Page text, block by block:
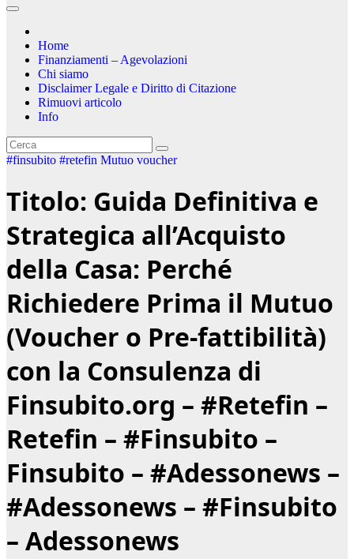
Home
Finanziamenti – Agevolazioni
Chi siamo
Disclaimer Legale e Diritto di Citazione
Rimuovi articolo
Info
#finsubito #retefin Mutuo voucher
Titolo: Guida Definitiva e
Strategica all’Acquisto
della Casa: Perché
Richiedere Prima il Mutuo
(Voucher o Pre-fattibilità)
con la Consulenza di
Finsubito.org – #Retefin –
Retefin – #Finsubito –
Finsubito – #Adessonews –
#Adessonews – #Finsubito
– Adessonews